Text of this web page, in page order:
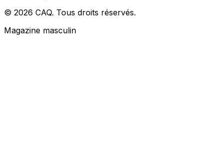
© 2026 CAQ. Tous droits réservés.
Magazine masculin